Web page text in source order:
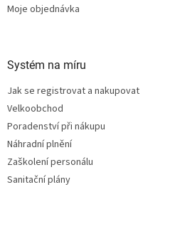
Moje objednávka
Systém na míru
Jak se registrovat a nakupovat
Velkoobchod
Poradenství při nákupu
Náhradní plnění
Zaškolení personálu
Sanitační plány